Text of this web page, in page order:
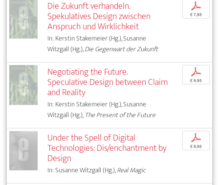
Die Zukunft verhandeln.
Spekulatives Design zwischen
Anspruch und Wirklichkeit
In: Kerstin Stakemeier (Hg.), Susanne
Witzgall (Hg.),Die Gegenwart der Zukunft
p
€ 7,95
Negotiating the Future.
Speculative Design between Claim
and Reality
In: Kerstin Stakemeier (Hg.), Susanne
Witzgall (Hg.),The Present of the Future
p
€ 9,95
Under the Spell of Digital
Technologies: Dis/enchantment by
Design
In: Susanne Witzgall (Hg.),Real Magic
p
€ 9,95